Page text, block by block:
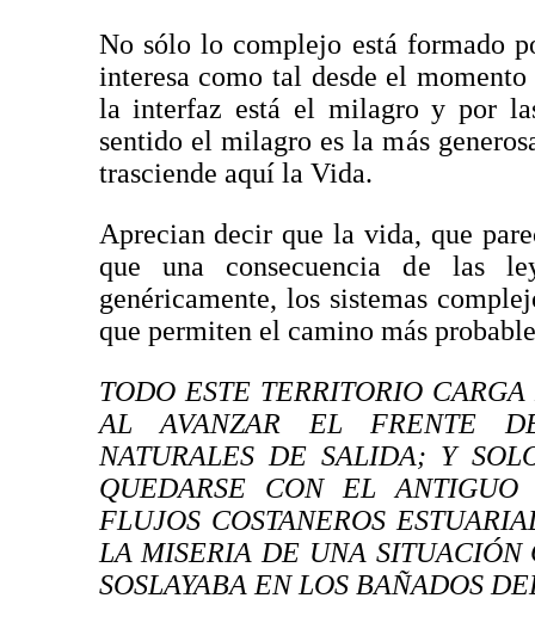
No sólo lo complejo está formado
interesa como tal desde el
la interfaz está el milagro y por
sentido el milagro es la más
trasciende aquí la Vida.
Aprecian decir que la vida, que
que una consecuencia de las
genéricamente, los sistemas
que permiten el camino más
TODO ESTE TERRITORIO
AL AVANZAR EL FRENTE
NATURALES DE SALIDA; Y
QUEDARSE CON EL
FLUJOS COSTANEROS
LA MISERIA DE UNA
SOSLAYABA EN LOS BAÑADOS